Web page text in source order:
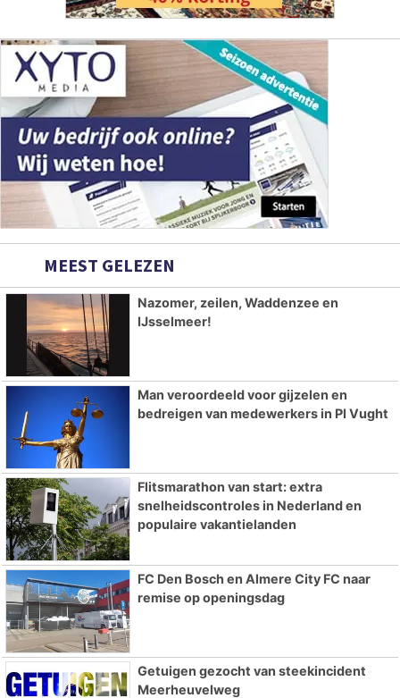
MEEST GELEZEN
Nazomer, zeilen, Waddenzee en
IJsselmeer!
Man veroordeeld voor gijzelen en
bedreigen van medewerkers in PI Vught
Flitsmarathon van start: extra
snelheidscontroles in Nederland en
populaire vakantielanden
FC Den Bosch en Almere City FC naar
remise op openingsdag
Getuigen gezocht van steekincident
Meerheuvelweg